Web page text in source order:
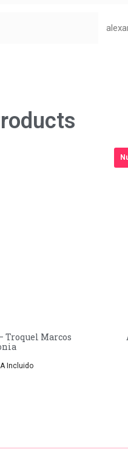
Troquel Marcos
Incluido